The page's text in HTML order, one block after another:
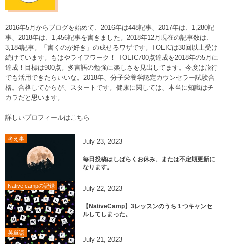
2016年5月からブログを始めて、2016年は448記事、2017年は、1,280記
事、2018年は、1,456記事を書きました。2018年12月現在の記事数は、
3,184記事。「書くのが好き」の成せるワザです。TOEICは30回以上受け
続けています。もはやライフワーク！ TOEIC700点達成を2018年の5月に
達成！目標は900点。多言語の勉強に楽しさを見出してます。今度は旅行
でも活用できたらいいな。2018年、分子栄養学認定カウンセラー試験合
格。合格してからが、スタートです。健康に関しては、本当に知識はチ
カラだと思います。
詳しいプロフィールはこちら
考え事 July 23 2023
毎日投稿はしばらくお休み、または不定期更新に
なります。
Native campの記録 July 22 2023
【NativeCamp】3レッスンのうち１つキャンセ
ルしてしまった。
英単語
July 21 2023